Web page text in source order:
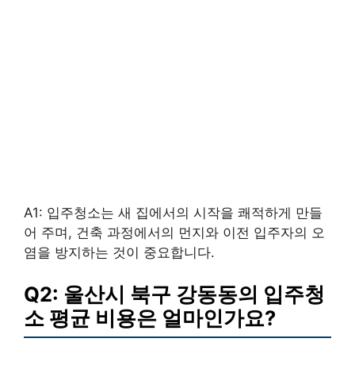
A1: 입주청소는 새 집에서의 시작을 쾌적하게 만들
어 주며, 건축 과정에서의 먼지와 이전 입주자의 오
염을 방지하는 것이 중요합니다.
Q2: 울산시 북구 강동동의 입주청
소 평균 비용은 얼마인가요?